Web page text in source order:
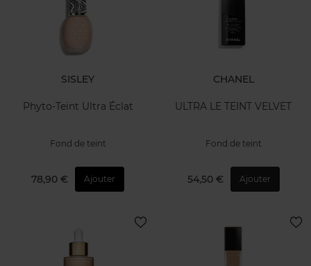
SISLEY
Phyto-Teint Ultra Éclat
Fond de teint
78,90 € Ajouter
CHANEL
ULTRA LE TEINT VELVET
Fond de teint
54,50 € Ajouter